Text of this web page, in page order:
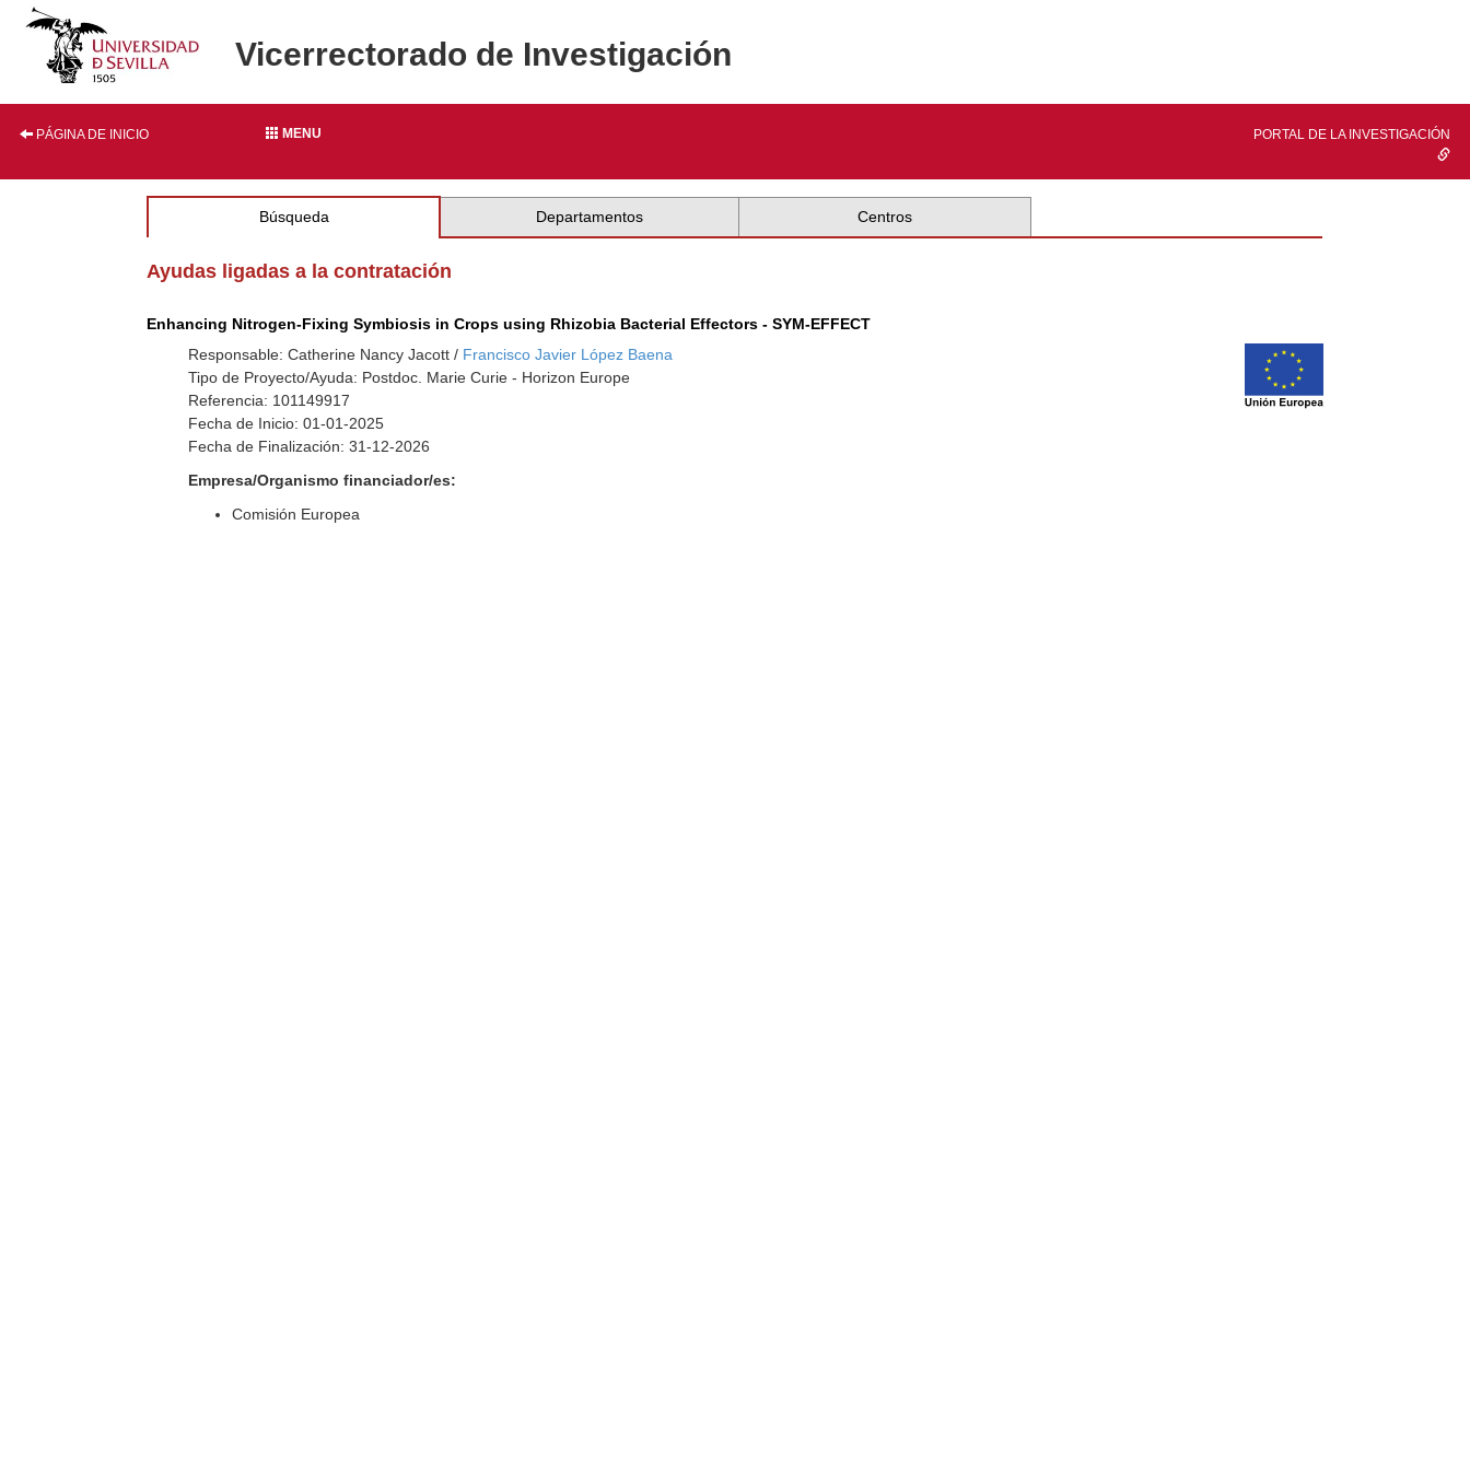
Vicerrectorado de Investigación
PÁGINA DE INICIO MENU PORTAL DE LA INVESTIGACIÓN
Búsqueda Departamentos Centros
Ayudas ligadas a la contratación
Enhancing Nitrogen-Fixing Symbiosis in Crops using Rhizobia Bacterial Effectors - SYM-EFFECT
Responsable: Catherine Nancy Jacott / Francisco Javier López Baena
Tipo de Proyecto/Ayuda: Postdoc. Marie Curie - Horizon Europe
Referencia: 101149917
Fecha de Inicio: 01-01-2025
Fecha de Finalización: 31-12-2026
Empresa/Organismo financiador/es:
Comisión Europea